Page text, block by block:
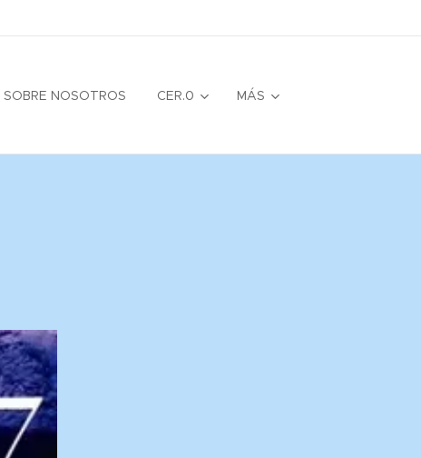
SOBRE NOSOTROS CER.0 MÁS